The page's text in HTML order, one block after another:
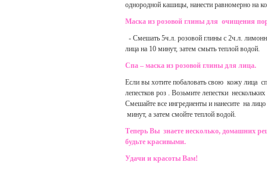
однородной кашицы, нанести равномерно на
Маска из розовой глины для очищения
- Смешать 5ч.л. розовой глины с 2ч.л.
лица на 10 минут, затем смыть теплой водой.
Спа – маска из розовой глины для лица.
Если вы хотите побаловать свою кожу лица
лепестков роз . Возьмите лепестки
Смешайте все ингредиенты и нанесите на
минут, а затем смойте теплой водой.
Теперь Вы знаете несколько, домашних
будьте красивыми.
Удачи и красоты Вам!